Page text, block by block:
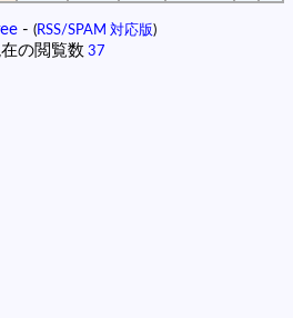
- (RSS/SPAM 対応版)
の閲覧数 37